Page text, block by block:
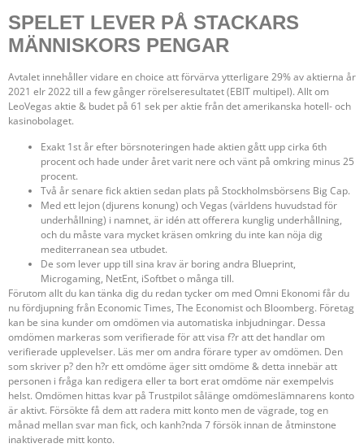
SPELET LEVER PÅ STACKARS
MÄNNISKORS PENGAR
Avtalet innehåller vidare en choice att förvärva ytterligare 29% av aktierna år
2021 elr 2022 till a few gånger rörelseresultatet (EBIT multipel). Allt om
LeoVegas aktie & budet på 61 sek per aktie från det amerikanska hotell- och
kasinobolaget.
Exakt 1st år efter börsnoteringen hade aktien gått upp cirka 6th
procent och hade under året varit nere och vänt på omkring minus 25
procent.
Två år senare fick aktien sedan plats på Stockholmsbörsens Big Cap.
Med ett lejon (djurens konung) och Vegas (världens huvudstad för
underhållning) i namnet, är idén att offerera kunglig underhållning,
och du måste vara mycket kräsen omkring du inte kan nöja dig
mediterranean sea utbudet.
De som lever upp till sina krav är boring andra Blueprint,
Microgaming, NetEnt, iSoftbet o många till.
Förutom allt du kan tänka dig du redan tycker om med Omni Ekonomi får du
nu fördjupning från Economic Times, The Economist och Bloomberg. Företag
kan be sina kunder om omdömen via automatiska inbjudningar. Dessa
omdömen markeras som verifierade för att visa f?r att det handlar om
verifierade upplevelser. Läs mer om andra förare typer av omdömen. Den
som skriver p? den h?r ett omdöme äger sitt omdöme & detta innebär att
personen i fråga kan redigera eller ta bort erat omdöme när exempelvis
helst. Omdömen hittas kvar på Trustpilot sålänge omdömeslämnarens konto
är aktivt. Försökte få dem att radera mitt konto men de vägrade, tog en
månad mellan svar man fick, och kanh?nda 7 försök innan de åtminstone
inaktiverade mitt konto.